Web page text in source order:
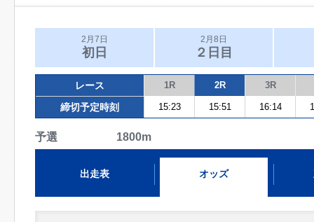
2月7日
初日
2月8日
２日目
レース 1R 2R 3R
締切予定時刻 15:23 15:51 16:14
予選 1800m
出走表 オッズ